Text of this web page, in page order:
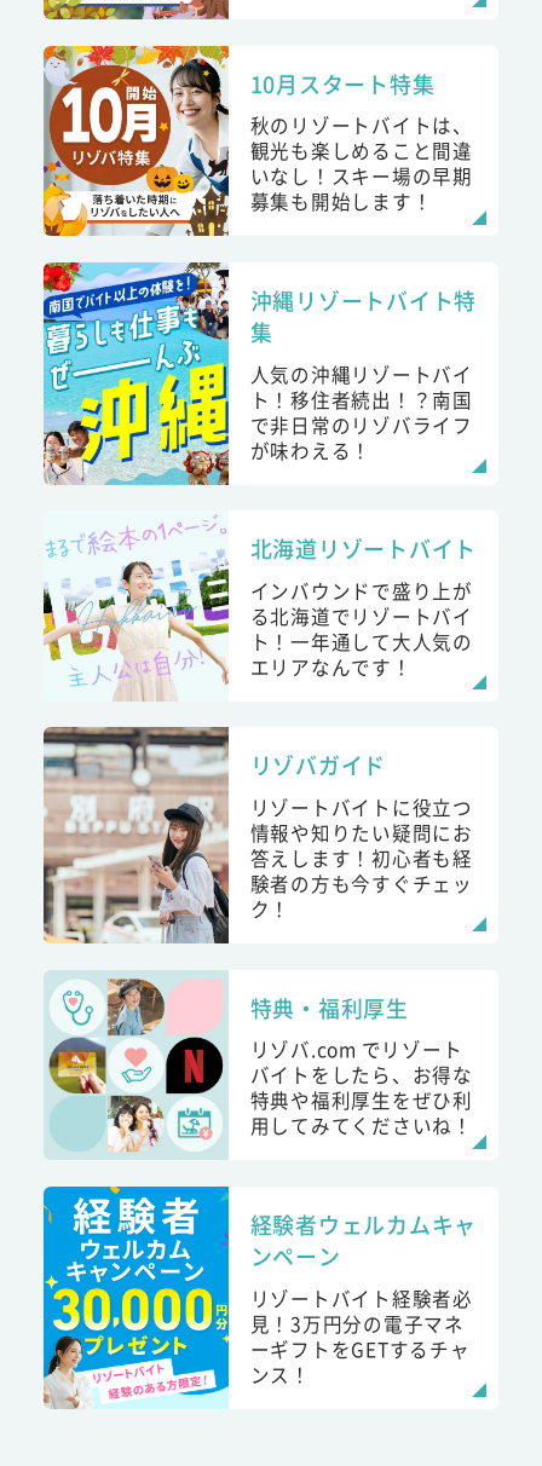
10月スタート特集
秋のリゾートバイトは、
観光も楽しめること間違
いなし！スキー場の早期
募集も開始します！
沖縄リゾートバイト特
集
人気の沖縄リゾートバイ
ト！移住者続出！？南国
で非日常のリゾバライフ
が味わえる！
北海道リゾートバイト
インバウンドで盛り上が
る北海道でリゾートバイ
ト！一年通して大人気の
エリアなんです！
リゾバガイド
リゾートバイトに役立つ
情報や知りたい疑問にお
答えします！初心者も経
験者の方も今すぐチェッ
ク！
特典・福利厚生
リゾバ.com でリゾート
バイトをしたら、お得な
特典や福利厚生をぜひ利
用してみてくださいね！
経験者ウェルカムキャ
ンペーン
リゾートバイト経験者必
見！3万円分の電子マネ
ーギフトをGETするチャ
ンス！